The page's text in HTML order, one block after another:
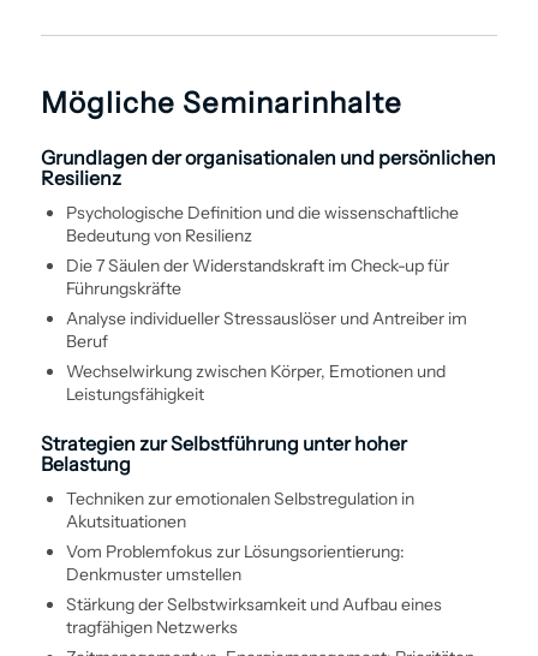
Mögliche Seminarinhalte
Grundlagen der organisationalen und persönlichen
Resilienz
Psychologische Definition und die wissenschaftliche
Bedeutung von Resilienz
Die 7 Säulen der Widerstands­kraft im Check-up für
Führungskräfte
Analyse individueller Stressauslöser und Antreiber im
Beruf
Wechselwirkung zwischen Körper, Emotionen und
Leistungsfähigkeit
Strategien zur Selbst­führung unter hoher
Belastung
Techniken zur emotionalen Selbstregulation in
Akutsituationen
Vom Problemfokus zur Lösungs­orientierung:
Denkmuster umstellen
Stärkung der Selbstwirksamkeit und Aufbau eines
tragfähigen Netzwerks